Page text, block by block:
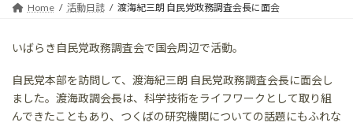
Home 活動日誌 渡海紀三朗 自民党政務調査会長に面会
いばらき自民党政務調査会で国会周辺で活動。
自民党本部を訪問して、渡海紀三朗 自民党政務調査会長に面会し
ました。渡海政調会長は、科学技術をライフワークとして取り組
んできたこともあり、つくばの研究機関についての話題にもふれな